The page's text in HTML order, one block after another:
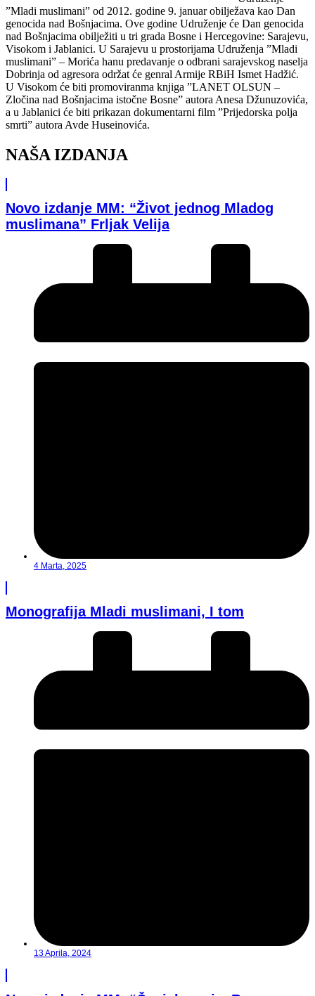
”Mladi muslimani” od 2012. godine 9. januar obilježava kao Dan
genocida nad Bošnjacima. Ove godine Udruženje će Dan genocida
nad Bošnjacima obilježiti u tri grada Bosne i Hercegovine: Sarajevu,
Visokom i Jablanici. U Sarajevu u prostorijama Udruženja ”Mladi
muslimani” – Morića hanu predavanje o odbrani sarajevskog naselja
Dobrinja od agresora održat će genral Armije RBiH Ismet Hadžić.
U Visokom će biti promoviranma knjiga ”LANET OLSUN –
Zločina nad Bošnjacima istočne Bosne” autora Anesa Džunuzovića,
a u Jablanici će biti prikazan dokumentarni film ”Prijedorska polja
smrti” autora Avde Huseinovića.
NAŠA IZDANJA
Novo izdanje MM: “Život jednog Mladog
muslimana” Frljak Velija
4 Marta, 2025
Monografija Mladi muslimani, I tom
13 Aprila, 2024